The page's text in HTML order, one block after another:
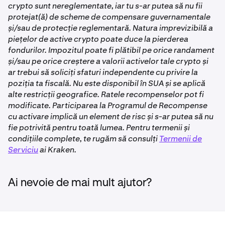
din soldurile tale de tranzacționare și echitate. Soldurile
tale de echitate îți afectează marja liberă și nivelul marjei
pentru tranzacționarea în marjă.
ConsultăPrezentare generală a Staking-ului pe Kraken
pentru mai multe informații despre staking.
Bonded Opt-In Rewards
Opt-In Rewards îți oferă opțiunea de a câștiga
recompense non-staking pe active eligibile disponibile
și solduri de cont inactive pe care le menții în contul tău
de tranzacționare Kraken.
Dacă îți aloci activele într-un produs Bonded Opt-In
pentru retragere sau tranzacționare.
✅
Polkadot (DOT)
✅
Dymension (DYM)
✅
Ethereum (ETH)
Pentru informații suplimentare, te rugăm să consulți
Prezentare generală a Recompenselor cu activare pe
Kraken.
crypto sunt nereglementate, iar tu s-ar putea să nu fii
protejat(ă) de scheme de compensare guvernamentale
și/sau de protecție reglementară. Natura imprevizibilă a
piețelor de active crypto poate duce la pierderea
fondurilor. Impozitul poate fi plătibil pe orice randament
și/sau pe orice creștere a valorii activelor tale crypto și
ar trebui să soliciți sfaturi independente cu privire la
poziția ta fiscală. Nu este disponibil în SUA și se aplică
alte restricții geografice. Ratele recompenselor pot fi
modificate. Participarea la Programul de Recompense
cu activare implică un element de risc și s-ar putea să nu
fie potrivită pentru toată lumea. Pentru termenii și
condițiile complete, te rugăm să consulțiTermenii de
Serviciuai Kraken.
Ai nevoie de mai mult ajutor?